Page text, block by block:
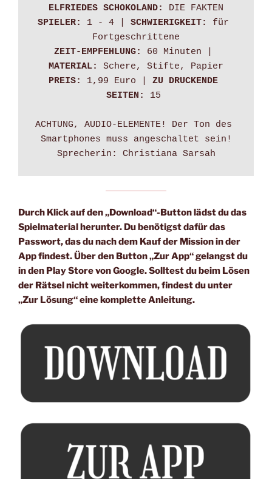
ELFRIEDES SCHOKOLAND:
SPIELER: 1 - 4 | SCHWIERIGKEIT: für
ZEIT-EMPFEHLUNG:
MATERIAL: Schere, Stifte, Papier
PREIS:
1,99 Euro | ZU DRUCKENDE
SEITEN:
15
ACHTUNG, AUDIO-ELEMENTE! Der Ton des
Smartphones muss angeschaltet sein!
Sprecherin: Christiana Sarsah
Durch Klick auf den „Download“-Button lädst du das
Spielmaterial herunter. Du benötigst dafür das
Passwort, das du nach dem Kauf der Mission in der
App findest. Über den Button „Zur App“ gelangst du
in den Play Store von Google. Solltest du beim Lösen
der Rätsel nicht weiterkommen, findest du unter
„Zur Lösung“ eine komplette Anleitung.